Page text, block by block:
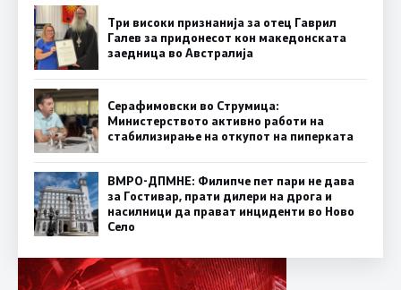
Три високи признанија за отец Гаврил
Галев за придонесот кон македонската
заедница во Австралија
Серафимовски во Струмица:
Министерството активно работи на
стабилизирање на откупот на пиперката
ВМРО-ДПМНЕ: Филипче пет пари не дава
за Гостивар, прати дилери на дрога и
насилници да прават инциденти во Ново
Село